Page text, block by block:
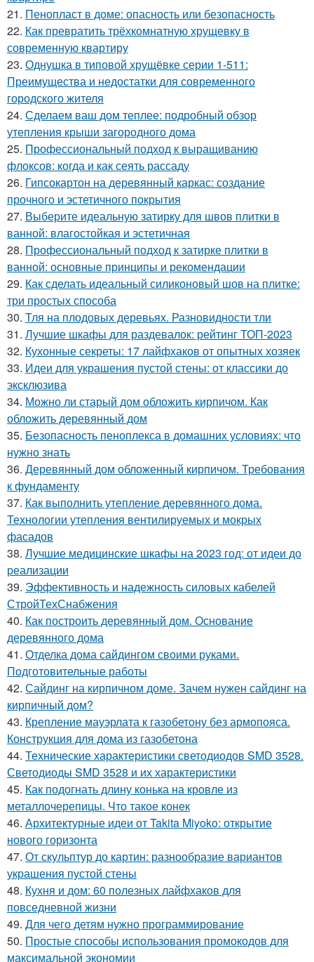
21. Пенопласт в доме: опасность или безопасность
22. Как превратить трёхкомнатную хрущевку в
современную квартиру
23. Однушка в типовой хрущёвке серии 1-511:
Преимущества и недостатки для современного
городского жителя
24. Сделаем ваш дом теплее: подробный обзор
утепления крыши загородного дома
25. Профессиональный подход к выращиванию
флоксов: когда и как сеять рассаду
26. Гипсокартон на деревянный каркас: создание
прочного и эстетичного покрытия
27. Выберите идеальную затирку для швов плитки в
ванной: влагостойкая и эстетичная
28. Профессиональный подход к затирке плитки в
ванной: основные принципы и рекомендации
29. Как сделать идеальный силиконовый шов на плитке:
три простых способа
30. Тля на плодовых деревьях. Разновидности тли
31. Лучшие шкафы для раздевалок: рейтинг ТОП-2023
32. Кухонные секреты: 17 лайфхаков от опытных хозяек
33. Идеи для украшения пустой стены: от классики до
эксклюзива
34. Можно ли старый дом обложить кирпичом. Как
обложить деревянный дом
35. Безопасность пеноплекса в домашних условиях: что
нужно знать
36. Деревянный дом обложенный кирпичом. Требования
к фундаменту
37. Как выполнить утепление деревянного дома.
Технологии утепления вентилируемых и мокрых
фасадов
38. Лучшие медицинские шкафы на 2023 год: от идеи до
реализации
39. Эффективность и надежность силовых кабелей
СтройТехСнабжения
40. Как построить деревянный дом. Основание
деревянного дома
41. Отделка дома сайдингом своими руками.
Подготовительные работы
42. Сайдинг на кирпичном доме. Зачем нужен сайдинг на
кирпичный дом?
43. Крепление мауэрлата к газобетону без армопояса.
Конструкция для дома из газобетона
44. Технические характеристики светодиодов SMD 3528.
Светодиоды SMD 3528 и их характеристики
45. Как подогнать длину конька на кровле из
металлочерепицы. Что такое конек
46. Архитектурные идеи от Takita Miyoko: открытие
нового горизонта
47. От скульптур до картин: разнообразие вариантов
украшения пустой стены
48. Кухня и дом: 60 полезных лайфхаков для
повседневной жизни
49. Для чего детям нужно программирование
50. Простые способы использования промокодов для
максимальной экономии